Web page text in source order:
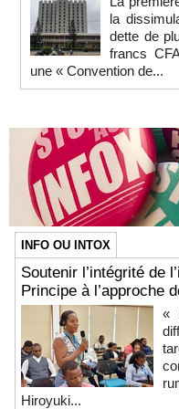
la
dette de
francs
une « Convention de...
INFO OU INTOX
Soutenir l’intégrité de
Principe à l’approche
«
Hiroyuki...